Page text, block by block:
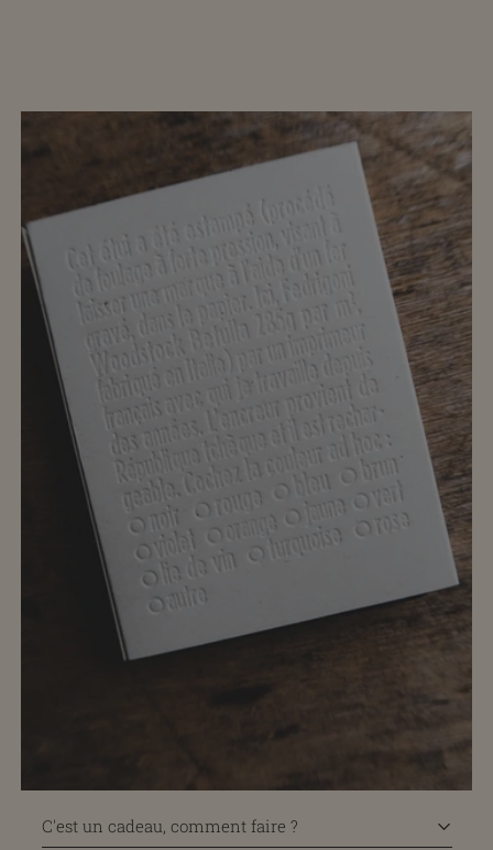
C'est un cadeau, comment faire ?